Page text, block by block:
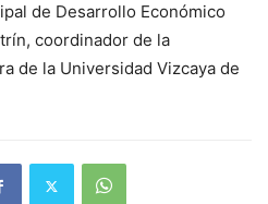
de Desarrollo Económico
coordinador de la
de la Universidad Vizcaya de